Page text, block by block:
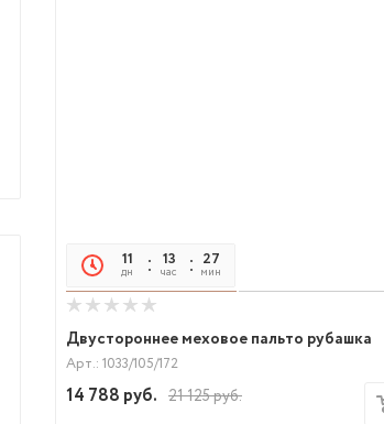
11
дн
13
час
27
мин
Двустороннее меховое пальто рубашка
Арт.: 1033/105/172
14 788 руб. 21 125руб.